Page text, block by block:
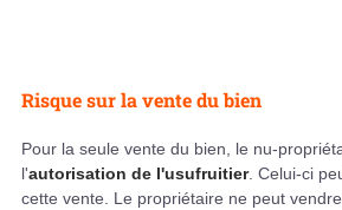
Risque sur la vente du bien
Pour la seule vente du bien, le nu-
l'autorisation de l'usufruitier. Celui-ci
cette vente. Le propriétaire ne peut